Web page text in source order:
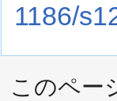
1186/
このペー